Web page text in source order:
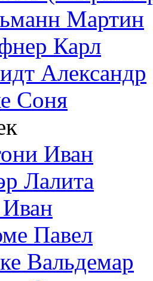
Мартин
Карл
Александр
Соня
Иван
Лалита
Павел
Вальдемар